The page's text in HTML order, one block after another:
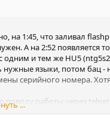
на 1:45, что заливал
А на 2:52 появляется
и тем же HU5
нужные языки, потом бац
серийного номера.
работы через
купить...
...